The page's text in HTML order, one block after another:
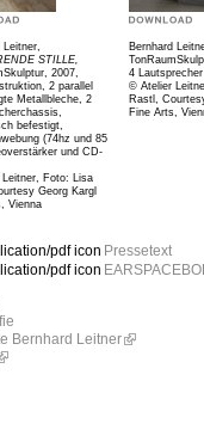
Leitner,
STILLE
2007,
2 parallel
Metallbleche, 2
befestigt,
(74hz und 85
und CD-
Foto: Lisa
Georg Kargl
Vienna
Bernhard
4 Lautsprecher
© Atelier
Rastl,
Fine Arts,
Pressetext
Bernhard Leitner